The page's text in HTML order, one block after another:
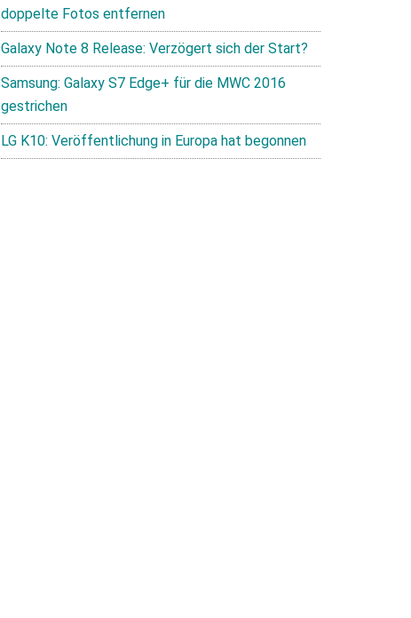
doppelte Fotos entfernen
Galaxy Note 8 Release: Verzögert sich der Start?
Samsung: Galaxy S7 Edge+ für die MWC 2016
gestrichen
LG K10: Veröffentlichung in Europa hat begonnen